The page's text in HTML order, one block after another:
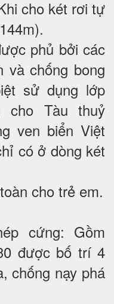
cho két rơi tự
phủ bởi các
và chống bong
sử dụng lớp
cho Tàu thuỷ
ven biển Việt
có ở dòng két
cho trẻ em.
cứng: Gồm
được bố trí 4
chống nạy phá